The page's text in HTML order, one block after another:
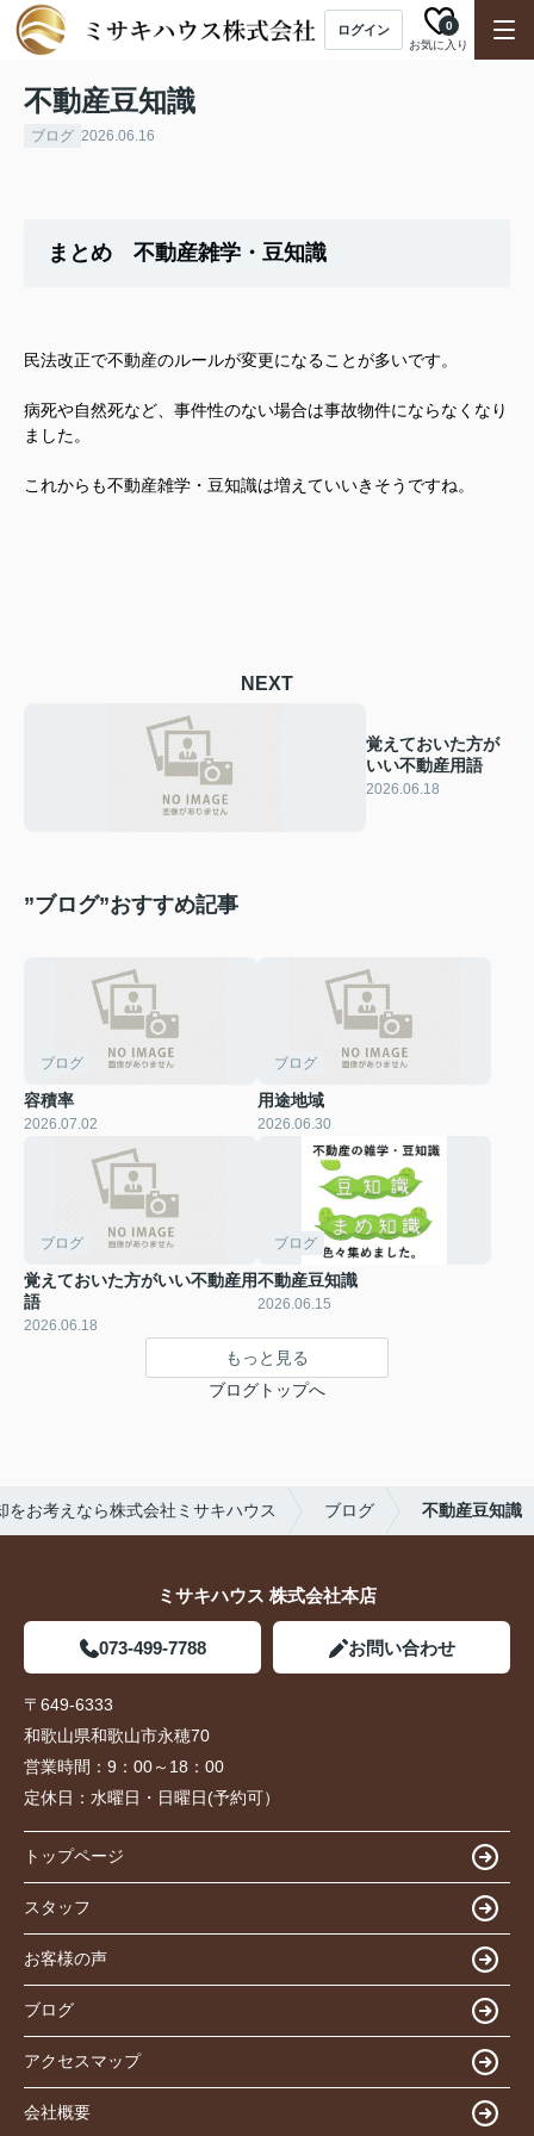
ログイン
お気に入り
0
不動産豆知識
ブログ 2026.06.16
まとめ 不動産雑学・豆知識
民法改正で不動産のルールが変更になることが多いです。
病死や自然死など、事件性のない場合は事故物件にならなくなり
ました。
これからも不動産雑学・豆知識は増えていいきそうですね。
NEXT
覚えておいた方が
いい不動産用語
2026.06.18
”ブログ”おすすめ記事
ブログ
容積率
2026.07.02
ブログ
用途地域
2026.06.30
ブログ
覚えておいた方がいい不動産用
語
2026.06.18
ブログ
不動産豆知識
2026.06.15
もっと見る
ブログトップへ
をお考えなら株式会社ミサキハウス ブログ 不動産豆知識
ミサキハウス 株式会社本店
073-499-7788 お問い合わせ
〒649-6333
和歌山県和歌山市永穂70
営業時間： 9：00～18：00
定休日： 水曜日・日曜日(予約可）
トップページ
スタッフ
お客様の声
ブログ
アクセスマップ
会社概要